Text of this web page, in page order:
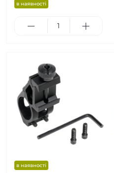
в наявності
в наявності